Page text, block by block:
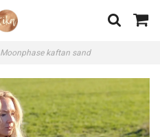
Moonphase kaftan sand